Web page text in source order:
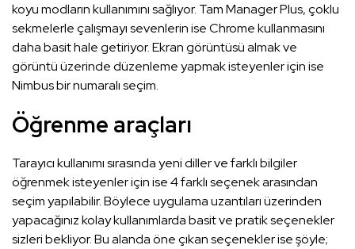
koyu modların kullanımını sağlıyor. Tam Manager Plus, çoklu
sekmelerle çalışmayı sevenlerin ise Chrome kullanmasını
daha basit hale getiriyor. Ekran görüntüsü almak ve
görüntü üzerinde düzenleme yapmak isteyenler için ise
Nimbus bir numaralı seçim.
Öğrenme araçları
Tarayıcı kullanımı sırasında yeni diller ve farklı bilgiler
öğrenmek isteyenler için ise 4 farklı seçenek arasından
seçim yapılabilir. Böylece uygulama uzantıları üzerinden
yapacağınız kolay kullanımlarda basit ve pratik seçenekler
sizleri bekliyor. Bu alanda öne çıkan seçenekler ise şöyle;